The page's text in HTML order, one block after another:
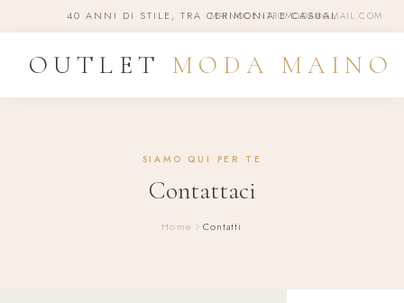
40 ANNI DI STILE, TRA CERIMONIA E CASUAL
MAINOCENTROMODA@GMAIL.COM
OUTLET MODA MAINO
SIAMO QUI PER TE
Contattaci
Home Contatti